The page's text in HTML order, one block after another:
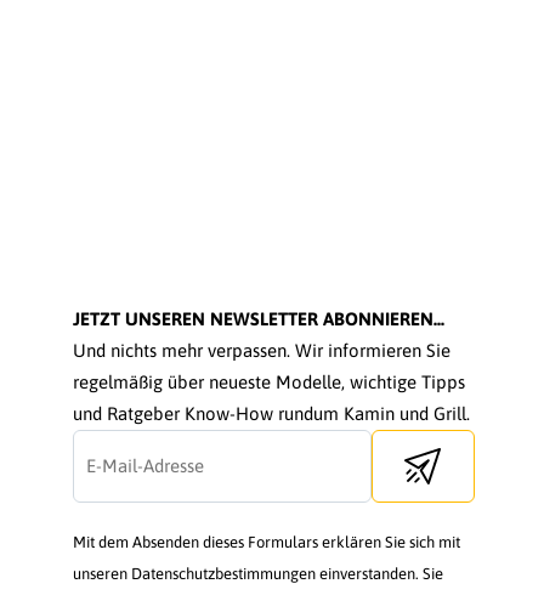
JETZT UNSEREN NEWSLETTER ABONNIEREN...
Und nichts mehr verpassen. Wir informieren Sie
regelmäßig über neueste Modelle, wichtige Tipps
und Ratgeber Know-How rundum Kamin und Grill.
Send newsletter
Mit dem Absenden dieses Formulars erklären Sie sich mit
unseren Datenschutzbestimmungen einverstanden. Sie